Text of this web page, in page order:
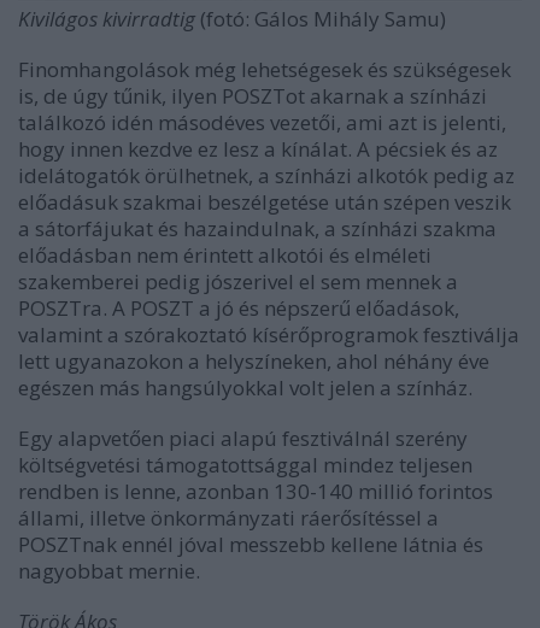
Kivilágos kivirradtig (fotó: Gálos Mihály Samu)
Finomhangolások még lehetségesek és szükségesek
is, de úgy tűnik, ilyen POSZTot akarnak a színházi
találkozó idén másodéves vezetői, ami azt is jelenti,
hogy innen kezdve ez lesz a kínálat. A pécsiek és az
idelátogatók örülhetnek, a színházi alkotók pedig az
előadásuk szakmai beszélgetése után szépen veszik
a sátorfájukat és hazaindulnak, a színházi szakma
előadásban nem érintett alkotói és elméleti
szakemberei pedig jószerivel el sem mennek a
POSZTra. A POSZT a jó és népszerű előadások,
valamint a szórakoztató kísérőprogramok fesztiválja
lett ugyanazokon a helyszíneken, ahol néhány éve
egészen más hangsúlyokkal volt jelen a színház.
Egy alapvetően piaci alapú fesztiválnál szerény
költségvetési támogatottsággal mindez teljesen
rendben is lenne, azonban 130-140 millió forintos
állami, illetve önkormányzati ráerősítéssel a
POSZTnak ennél jóval messzebb kellene látnia és
nagyobbat mernie.
Török Ákos